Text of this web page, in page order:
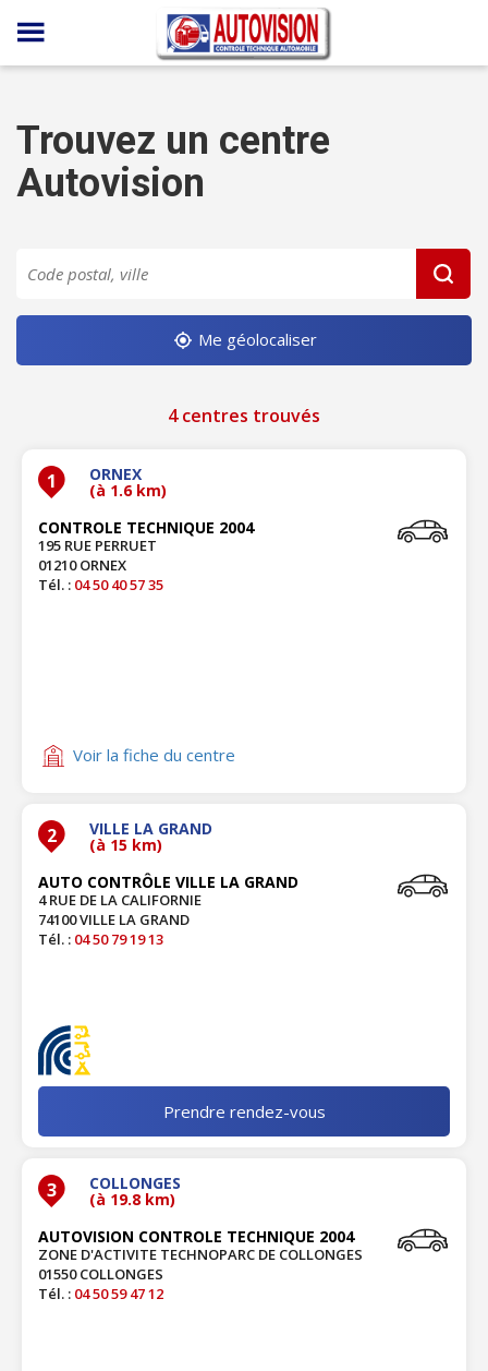
Panneau de gestion des cookies
Trouvez un centre
Autovision
Me géolocaliser
4 centres trouvés
1 ORNEX
(à 1.6 km)
CONTROLE TECHNIQUE 2004
195 RUE PERRUET
01210 ORNEX
Tél. : 04 50 40 57 35
Voir la fiche du centre
2 VILLE LA GRAND
(à 15 km)
AUTO CONTRÔLE VILLE LA GRAND
4 RUE DE LA CALIFORNIE
74100 VILLE LA GRAND
Tél. : 04 50 79 19 13
Prendre rendez-vous
3 COLLONGES
(à 19.8 km)
AUTOVISION CONTROLE TECHNIQUE 2004
ZONE D'ACTIVITE TECHNOPARC DE COLLONGES
01550 COLLONGES
Tél. : 04 50 59 47 12